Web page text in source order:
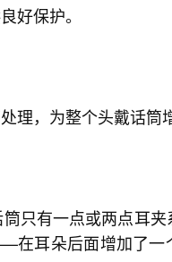
好保护。
理，为整个头戴话筒
筒只有一点或两点耳
耳朵后面增加了一